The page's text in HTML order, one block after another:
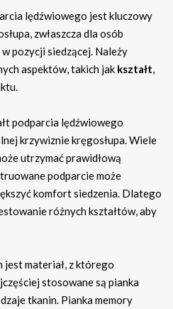
lędźwiowego jest kluczowy
zwłaszcza dla osób
pozycji siedzącej. Należy
aspektów, takich jak kształt,
podparcia lędźwiowego
krzywiznie kręgosłupa. Wiele
utrzymać prawidłową
podparcie może
komfort siedzenia. Dlatego
różnych kształtów, aby
jest materiał, z którego
stosowane są pianka
tkanin. Pianka memory